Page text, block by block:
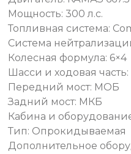
Мощность: 300 л.с.
Топливная система:
Система
Колесная формула: 6×4
Шасси и ходовая часть:
Передний мост: МОБ
Задний мост: МКБ
Кабина и
Тип: Опрокидываемая
Дополнительное